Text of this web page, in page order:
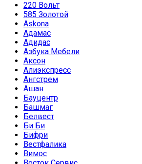
220 Вольт
585 Золотой
Askona
Адамас
Адидас
Азбука Мебели
Аксон
Алиэкспресс
Ангстрем
Ашан
Бауцентр
Башмаг
Белвест
Би Би
Бифри
Вестфалика
Вимос